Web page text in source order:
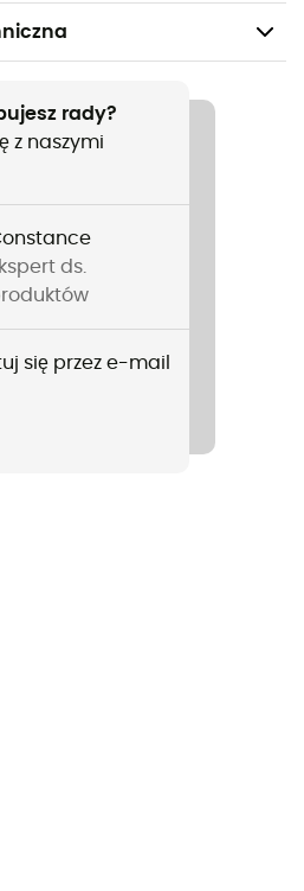
rady?
z naszymi
ds.
się przez e-mail